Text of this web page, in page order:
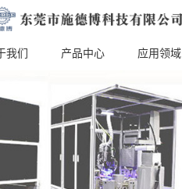
我们 产品中心 应用领域